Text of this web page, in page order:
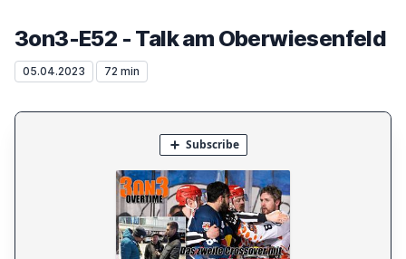
3on3-E52 - Talk am Oberwiesenfeld
05.04.2023 72 min